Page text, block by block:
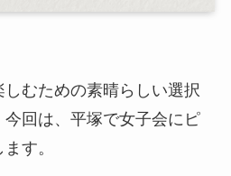
むための素晴らしい選択
回は、平塚で女子会にピ
す。